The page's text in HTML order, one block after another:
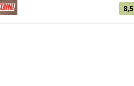
huipputekniikalla